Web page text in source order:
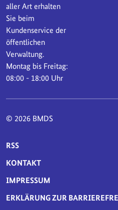
aller Art erhalten
Sie beim
Kundenservice der
öffentlichen
Verwaltung.
Montag bis Freitag:
08:00 - 18:00 Uhr
© 2026 BMDS
SERVICE-
RSS
KONTAKT
IMPRESSUM
ERKLÄRUNG ZUR